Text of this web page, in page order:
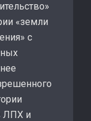
«земли
с
ЛПХ и